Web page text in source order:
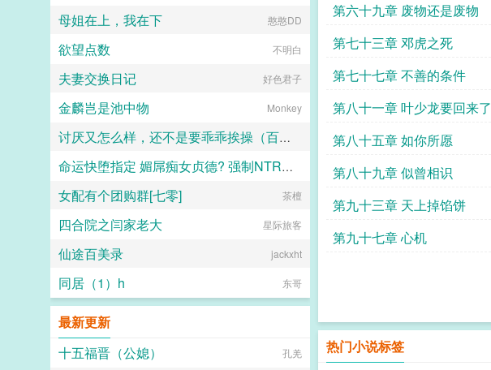
第六十九章 废物还是废物
第七十三章 邓虎之死
第七十七章 不善的条件
第八十一章 叶少龙要回来了
第八十五章 如你所愿
第八十九章 似曾相识
第九十三章 天上掉馅饼
第九十七章 心机
热门小说标签
小人国国王
母姐在上，我在下 憨憨DD
欲望点数 不明白
夫妻交换日记 好色君子
金麟岂是池中物 Monkey
讨厌又怎么样，还不是要乖乖挨操（百合H）
性无能天使
命运快堕指定 媚屌痴女贞德? 强制NTR召唤?侍奉上帝的圣女贞德，强制调教成无脑崇拜肉棒的媚屌痴女?
bachikina
女配有个团购群[七零] 茶檀
四合院之闫家老大 星际旅客
仙途百美录 jackxht
同居（1）h 东哥
最新更新
十五福晋（公媳）
孔羌